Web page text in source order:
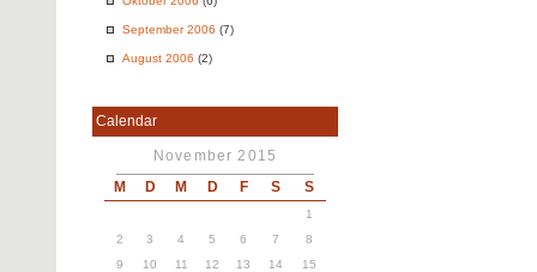
September 2006 (7)
August 2006 (2)
Calendar
November 2015
M D M D F S S
1
2
3 4 5 6 7
8
9
10 11 12 13 14
15